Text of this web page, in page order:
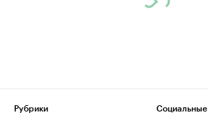
Рубрики
Социальные